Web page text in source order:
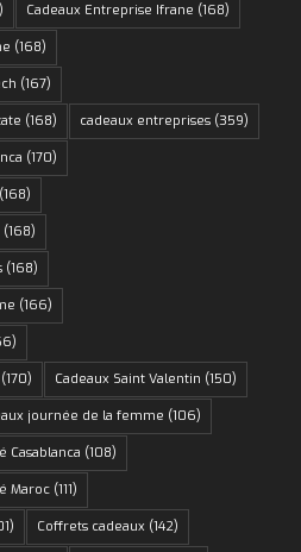
Cadeaux Entreprise Ifrane (168)
(168)
(167)
(168) cadeaux entreprises(359)
(170)
(168)
(168)
(168)
(166)
Cadeaux Saint Valentin (150)
journée de la femme (106)
Casablanca (108)
Maroc(111)
Coffrets cadeaux (142)